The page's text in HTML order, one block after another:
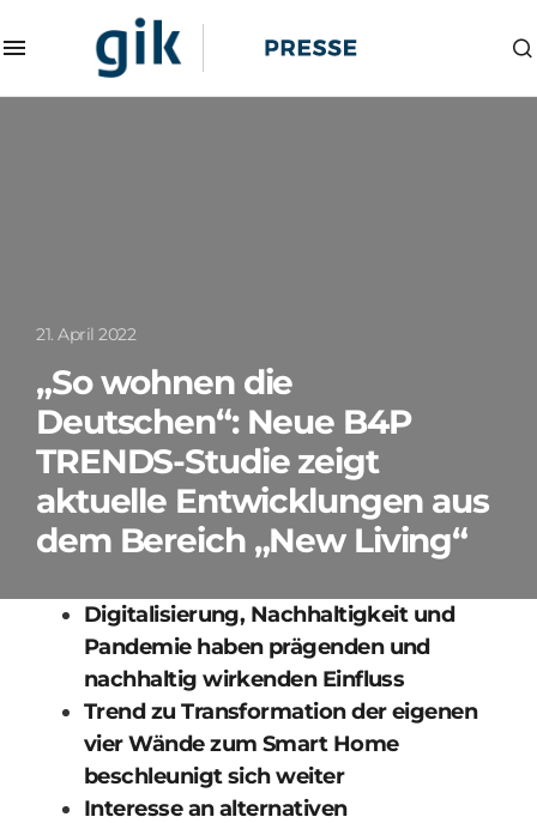
21. April 2022
„So wohnen die
Deutschen“: Neue B4P
TRENDS-Studie zeigt
aktuelle Entwicklungen aus
dem Bereich „New Living“
Digitalisierung, Nachhaltigkeit und
Pandemie haben prägenden und
nachhaltig wirkenden Einfluss
Trend zu Transformation der eigenen
vier Wände zum Smart Home
beschleunigt sich weiter
Interesse an alternativen